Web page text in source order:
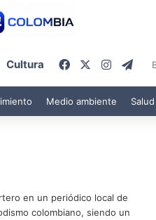
Cultura Facebook
Medio ambiente Salud
en un periódico local de
colombiano, siendo un